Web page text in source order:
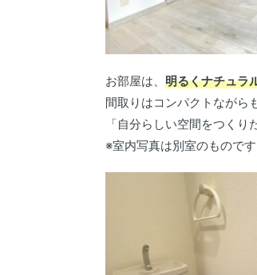
お部屋は、 明るくナチュラ
間取りはコンパクトながら
「自分らしい空間をつくり
※室内写真は別室のものです